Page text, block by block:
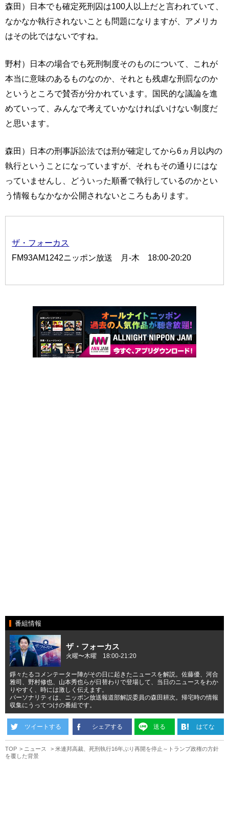
森田）日本でも確定死刑囚は100人以上だと言われていて、
なかなか執行されないことも問題になりますが、アメリカ
はその比ではないですね。
野村）日本の場合でも死刑制度そのものについて、これが
本当に意味のあるものなのか、それとも残虐な刑罰なのか
というところで賛否が分かれています。国民的な議論を進
めていって、みんなで考えていかなければいけない制度だ
と思います。
森田）日本の刑事訴訟法では刑が確定してから6ヵ月以内の
執行ということになっていますが、それもその通りにはな
っていませんし、どういった順番で執行しているのかとい
う情報もなかなか公開されないところもあります。
ザ・フォーカス
FM93AM1242ニッポン放送 月-木 18:00-20:20
番組情報
ザ・フォーカス
火曜〜木曜 18:00-21:20
錚々たるコメンテーター陣がその日に起きたニュースを解説。佐藤優、河合
雅司、野村修也、山本秀也らが日替わりで登場して、当日のニュースをわか
りやすく、時には激しく伝えます。
パーソナリティは、ニッポン放送報道部解説委員の森田耕次。帰宅時の情報
収集にうってつけの番組です。
ツイートする シェアする 送る はてな
TOP ニュース
米連邦高裁、死刑執行16年ぶり再開を停止～トランプ政権の方針
を覆した背景